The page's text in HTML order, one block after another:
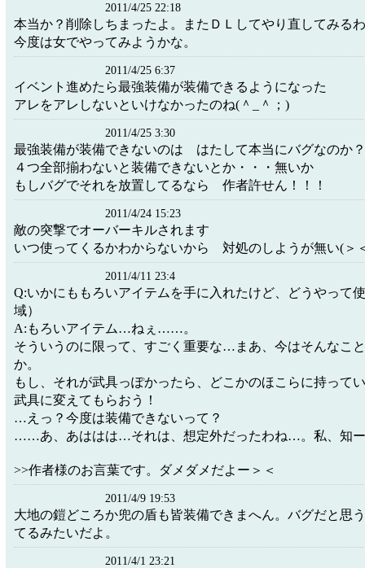
2011/4/25 22:18
本当か？削除しちまったよ。またＤＬしてやり直してみる
今度は女でやってみようかな。
2011/4/25 6:37
イベント進めたら最強装備が装備できるようになった
アレをアレしないといけなかったのね(＾_＾；)
2011/4/25 3:30
最強装備が装備できないのは はたして本当にバグなのか？
４つ全部揃わないと装備できないとか・・・無いか
もしバグでそれを放置してるなら 作者許せん！！！
2011/4/24 15:23
敵の突撃でオーバーキルされます
いつ使ってくるかわからないから 対処のしようが無い(＞
2011/4/11 23:4
Q:いかにももろいアイテムを手に入れたけど、どうやって
域）
A:もろいアイテム…ねぇ……。
そういうのに限って、すごく重要な…まあ、今はそんなこ
か。
もし、それが武具っぽかったら、どこかのほこらに持って
武具に変えてもらおう！
…えっ？今度は装備できないって？
……あ、あははは…それは、想定外だったわね…。私、知
>>作者様のお言葉です。ダメダメだよー＞＜
2011/4/9 19:53
大地の鎧どころか兜の盾も皆装備できまへん。バグだと思
てるみたいだよ。
2011/4/1 23:21